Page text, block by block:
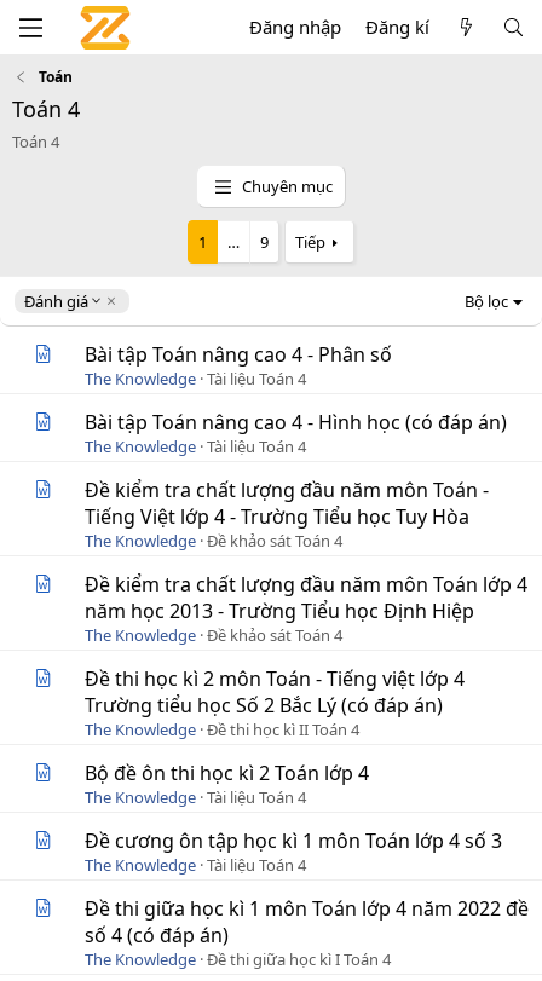
Đăng nhập Đăng kí
Toán
Toán 4
Toán 4
Chuyên mục
1 … 9 Tiếp
Đánh giá
D
e
Bộ lọc
Bài tập Toán nâng cao 4 - Phân số
The Knowledge Tài liệu Toán 4
Bài tập Toán nâng cao 4 - Hình học (có đáp án)
The Knowledge Tài liệu Toán 4
Đề kiểm tra chất lượng đầu năm môn Toán -
Tiếng Việt lớp 4 - Trường Tiểu học Tuy Hòa
The Knowledge Đề khảo sát Toán 4
Đề kiểm tra chất lượng đầu năm môn Toán lớp 4
năm học 2013 - Trường Tiểu học Định Hiệp
The Knowledge Đề khảo sát Toán 4
Đề thi học kì 2 môn Toán - Tiếng việt lớp 4
Trường tiểu học Số 2 Bắc Lý (có đáp án)
The Knowledge Đề thi học kì II Toán 4
Bộ đề ôn thi học kì 2 Toán lớp 4
The Knowledge Tài liệu Toán 4
Đề cương ôn tập học kì 1 môn Toán lớp 4 số 3
The Knowledge Tài liệu Toán 4
Đề thi giữa học kì 1 môn Toán lớp 4 năm 2022 đề
số 4 (có đáp án)
The Knowledge Đề thi giữa học kì I Toán 4